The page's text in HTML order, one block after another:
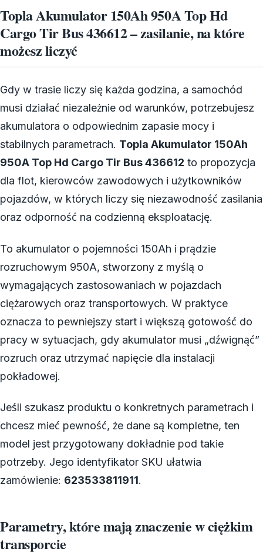
Topla Akumulator 150Ah 950A Top Hd
Cargo Tir Bus 436612 – zasilanie, na które
możesz liczyć
Gdy w trasie liczy się każda godzina, a samochód
musi działać niezależnie od warunków, potrzebujesz
akumulatora o odpowiednim zapasie mocy i
stabilnych parametrach. Topla Akumulator 150Ah
950A Top Hd Cargo Tir Bus 436612 to propozycja
dla flot, kierowców zawodowych i użytkowników
pojazdów, w których liczy się niezawodność zasilania
oraz odporność na codzienną eksploatację.
To akumulator o pojemności 150Ah i prądzie
rozruchowym 950A, stworzony z myślą o
wymagających zastosowaniach w pojazdach
ciężarowych oraz transportowych. W praktyce
oznacza to pewniejszy start i większą gotowość do
pracy w sytuacjach, gdy akumulator musi „dźwignąć”
rozruch oraz utrzymać napięcie dla instalacji
pokładowej.
Jeśli szukasz produktu o konkretnych parametrach i
chcesz mieć pewność, że dane są kompletne, ten
model jest przygotowany dokładnie pod takie
potrzeby. Jego identyfikator SKU ułatwia
zamówienie: 623533811911.
Parametry, które mają znaczenie w ciężkim
transporcie